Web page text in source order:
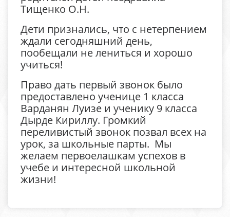
Тищенко О.Н.
Дети признались, что с нетерпением
ждали сегодняшний день,
пообещали не лениться и хорошо
учиться!
Право дать первый звонок было
предоставлено ученице 1 класса
Варданян Луизе и ученику 9 класса
Дырде Кириллу. Громкий
переливистый звонок позвал всех на
урок, за школьные парты. Мы
желаем первоелашкам успехов в
учебе и интересной школьной
жизни!